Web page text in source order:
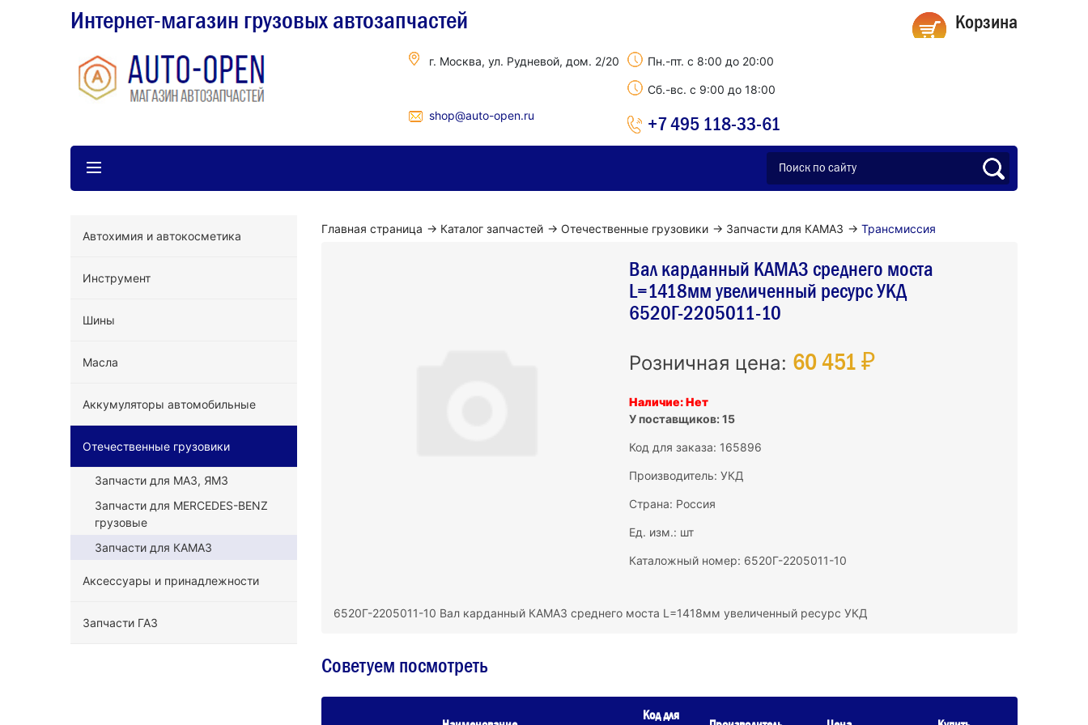
Интернет-магазин грузовых автозапчастей
г. Москва, ул. Рудневой, дом. 2/20
shop@auto-open.ru
Пн.-пт. с 8:00 до 20:00
Сб.-вс. с 9:00 до 18:00
+7 495 118-33-61
Корзина
Автохимия и автокосметика
Инструмент
Шины
Масла
Аккумуляторы автомобильные
Отечественные грузовики
Запчасти для МАЗ, ЯМЗ
Запчасти для MERCEDES-BENZ
грузовые
Запчасти для КАМАЗ
Аксессуары и принадлежности
Запчасти ГАЗ
Главная страница → Каталог запчастей → Отечественные грузовики → Запчасти для КАМАЗ → Трансмиссия
Вал карданный КАМАЗ среднего моста
L=1418мм увеличенный ресурс УКД
6520Г-2205011-10
Розничная цена: 60 451 ₽
Наличие: Нет
У поставщиков: 15
Код для заказа: 165896
Производитель: УКД
Страна: Россия
Ед. изм.: шт
Каталожный номер: 6520Г-2205011-10
6520Г-2205011-10 Вал карданный КАМАЗ среднего моста L=1418мм увеличенный ресурс УКД
Советуем посмотреть
Код для